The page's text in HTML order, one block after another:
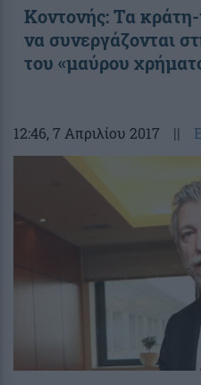
Κοντονής: Τα
να συνεργάζονται
του «μαύρου
12:46, 7 Απριλίου 2017 ||